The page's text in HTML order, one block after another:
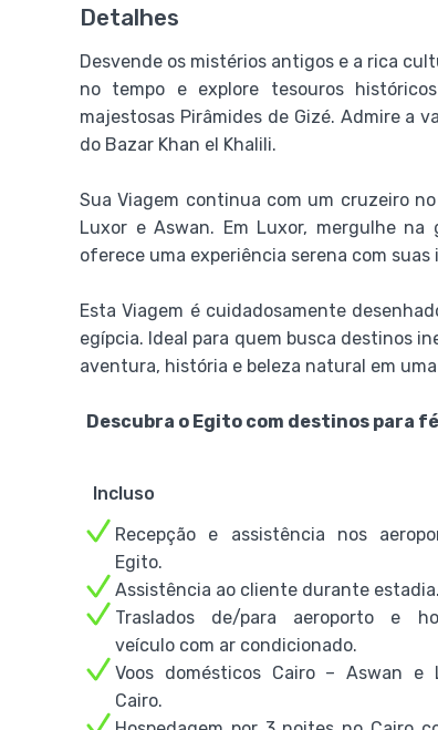
Detalhes
Desvende os mistérios antigos e a rica
no tempo e explore tesouros
majestosas Pirâmides de Gizé. Admire a
do Bazar Khan el Khalili.
Sua Viagem continua com um cruzeiro
Luxor e Aswan. Em Luxor, mergulhe
oferece uma experiência serena com
Esta Viagem é cuidadosamente
egípcia. Ideal para quem busca destinos
aventura, história e beleza natural em
Descubra o Egito com destinos para
Incluso
Recepção e assistência nos
Egito.
Assistência ao cliente durante estadia.
Traslados de/para aeroporto e
veículo com ar condicionado.
Voos domésticos Cairo – Aswan e
Cairo.